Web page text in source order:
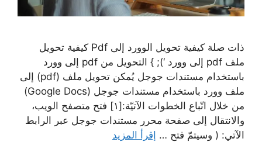
ذات صلة كيفية تحويل الوورد إلى Pdf كيفية تحويل
ملف pdf إلى وورد ‘); } التحويل من pdf إلى وورد
باستخدام مستندات جوجل يُمكن تحويل ملف (pdf) إلى
ملف وورد باستخدام مستندات جوجل (Google Docs)
من خلال اتّباع الخطوات الآتيّة:[١] فتح متصفح الويب،
والانتقال إلى صفحة محرر مستندات جوجل عبر الرابط
الآتي: ( وسيتمّ فتح … إقرأ المزيد